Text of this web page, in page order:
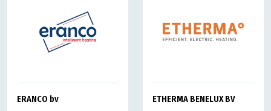
ERANCO bv ETHERMA BENELUX BV